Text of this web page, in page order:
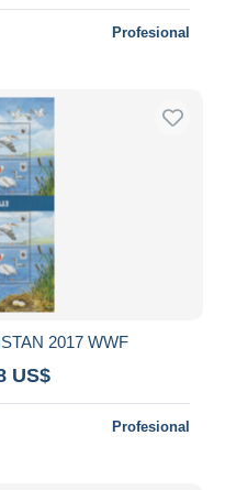
Profesional
2017 WWF
US$
Profesional